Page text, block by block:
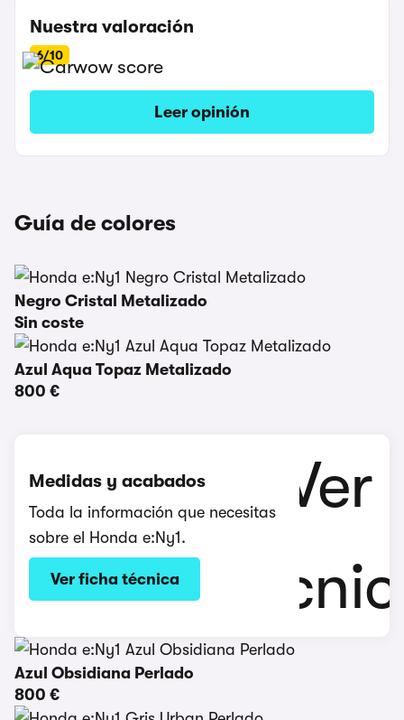
Nuestra valoración
6/10
Leer opinión
Guía de colores
Negro Cristal Metalizado
Sin coste
Azul Aqua Topaz Metalizado
800 €
Medidas y acabados
Toda la información que necesitas
sobre el Honda e:Ny1.
Ver ficha técnica
Azul Obsidiana Perlado
800 €